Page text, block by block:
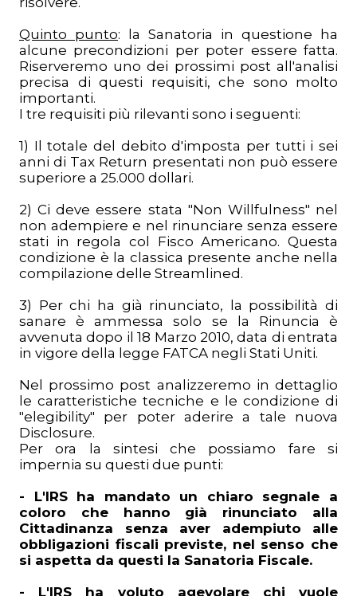
Quinto punto: la Sanatoria in questione ha
alcune precondizioni per poter essere fatta.
Riserveremo uno dei prossimi post all'analisi
precisa di questi requisiti, che sono molto
importanti.
I tre requisiti più rilevanti sono i seguenti:
1) Il totale del debito d'imposta per tutti i sei
anni di Tax Return presentati non può essere
superiore a 25.000 dollari.
2) Ci deve essere stata "Non Willfulness" nel
non adempiere e nel rinunciare senza essere
stati in regola col Fisco Americano. Questa
condizione è la classica presente anche nella
compilazione delle Streamlined.
3) Per chi ha già rinunciato, la possibilità di
sanare è ammessa solo se la Rinuncia è
avvenuta dopo il 18 Marzo 2010, data di entrata
in vigore della legge FATCA negli Stati Uniti.
Nel prossimo post analizzeremo in dettaglio
le caratteristiche tecniche e le condizione di
"elegibility" per poter aderire a tale nuova
Disclosure.
Per ora la sintesi che possiamo fare si
impernia su questi due punti:
- L'IRS ha mandato un chiaro segnale a
coloro che hanno già rinunciato alla
Cittadinanza senza aver adempiuto alle
obbligazioni fiscali previste, nel senso che
si aspetta da questi la Sanatoria Fiscale.
- L'IRS ha voluto agevolare chi vuole